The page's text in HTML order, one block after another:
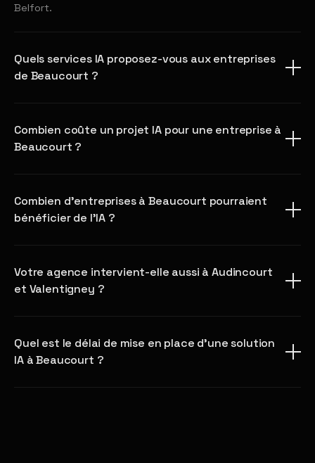
Belfort.
Quels services IA proposez-vous aux entreprises
de Beaucourt ?
Combien coûte un projet IA pour une entreprise à
Beaucourt ?
Combien d'entreprises à Beaucourt pourraient
bénéficier de l'IA ?
Votre agence intervient-elle aussi à Audincourt
et Valentigney ?
Quel est le délai de mise en place d'une solution
IA à Beaucourt ?